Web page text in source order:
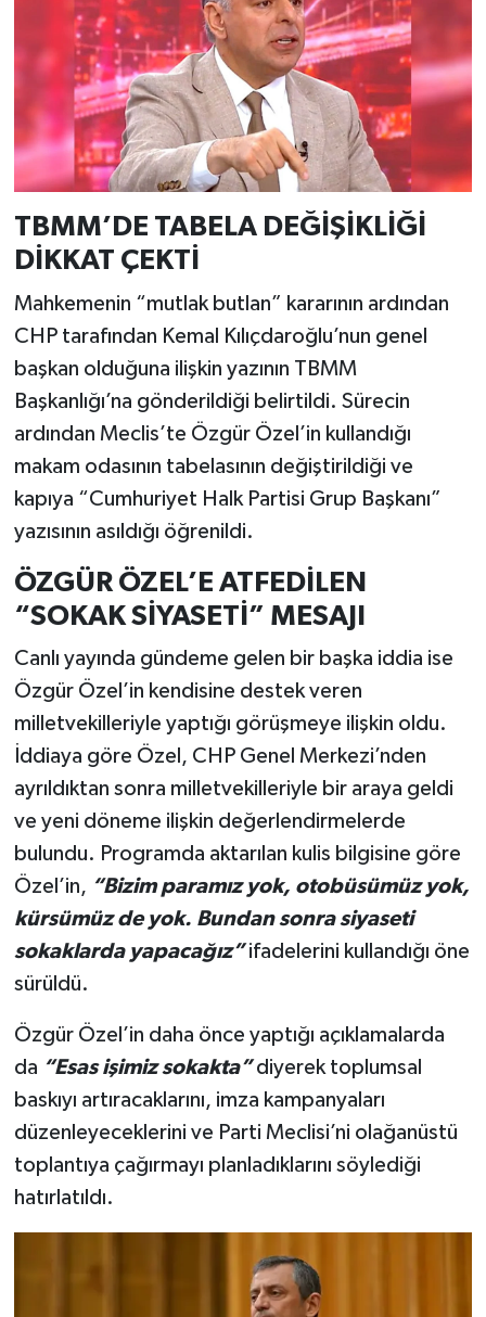
TBMM’DE TABELA DEĞİŞİKLİĞİ
DİKKAT ÇEKTİ
Mahkemenin “mutlak butlan” kararının ardından
CHP tarafından Kemal Kılıçdaroğlu’nun genel
başkan olduğuna ilişkin yazının TBMM
Başkanlığı’na gönderildiği belirtildi. Sürecin
ardından Meclis’te Özgür Özel’in kullandığı
makam odasının tabelasının değiştirildiği ve
kapıya “Cumhuriyet Halk Partisi Grup Başkanı”
yazısının asıldığı öğrenildi.
ÖZGÜR ÖZEL’E ATFEDİLEN
“SOKAK SİYASETİ” MESAJI
Canlı yayında gündeme gelen bir başka iddia ise
Özgür Özel’in kendisine destek veren
milletvekilleriyle yaptığı görüşmeye ilişkin oldu.
İddiaya göre Özel, CHP Genel Merkezi’nden
ayrıldıktan sonra milletvekilleriyle bir araya geldi
ve yeni döneme ilişkin değerlendirmelerde
bulundu. Programda aktarılan kulis bilgisine göre
Özel’in, “Bizim paramız yok, otobüsümüz yok,
kürsümüz de yok. Bundan sonra siyaseti
sokaklarda yapacağız”ifadelerini kullandığı öne
sürüldü.
Özgür Özel’in daha önce yaptığı açıklamalarda
da “Esas işimiz sokakta”diyerek toplumsal
baskıyı artıracaklarını, imza kampanyaları
düzenleyeceklerini ve Parti Meclisi’ni olağanüstü
toplantıya çağırmayı planladıklarını söylediği
hatırlatıldı.